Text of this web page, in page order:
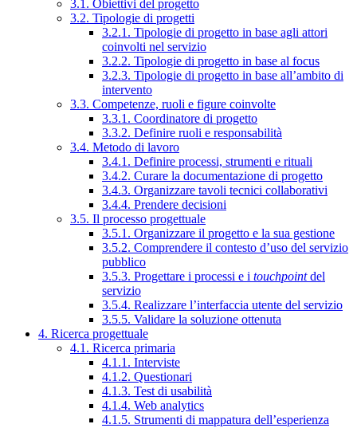
3.1. Obiettivi del progetto
3.2. Tipologie di progetti
3.2.1. Tipologie di progetto in base agli attori
coinvolti nel servizio
3.2.2. Tipologie di progetto in base al focus
3.2.3. Tipologie di progetto in base all’ambito di
intervento
3.3. Competenze, ruoli e figure coinvolte
3.3.1. Coordinatore di progetto
3.3.2. Definire ruoli e responsabilità
3.4. Metodo di lavoro
3.4.1. Definire processi, strumenti e rituali
3.4.2. Curare la documentazione di progetto
3.4.3. Organizzare tavoli tecnici collaborativi
3.4.4. Prendere decisioni
3.5. Il processo progettuale
3.5.1. Organizzare il progetto e la sua gestione
3.5.2. Comprendere il contesto d’uso del servizio
pubblico
3.5.3. Progettare i processi e i touchpointdel
servizio
3.5.4. Realizzare l’interfaccia utente del servizio
3.5.5. Validare la soluzione ottenuta
4. Ricerca progettuale
4.1. Ricerca primaria
4.1.1. Interviste
4.1.2. Questionari
4.1.3. Test di usabilità
4.1.4. Web analytics
4.1.5. Strumenti di mappatura dell’esperienza